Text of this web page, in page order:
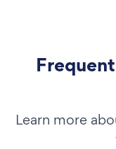
Learn more